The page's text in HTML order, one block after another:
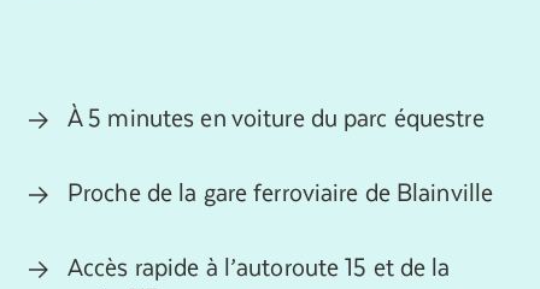
À 5 minutes en voiture du parc équestre
Proche de la gare ferroviaire de Blainville
Accès rapide à l’autoroute 15 et de la